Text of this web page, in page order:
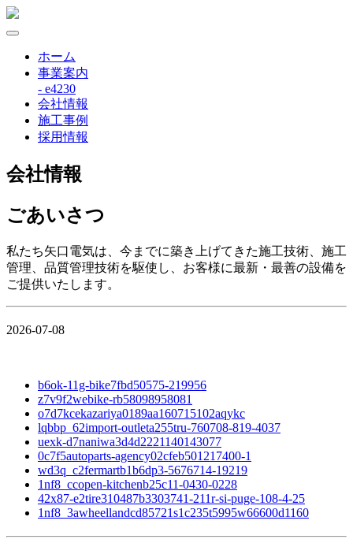
ホーム
事業案内
- e4230
会社情報
施工事例
採用情報
会社情報
ごあいさつ
私たち矢口電気は、今までに築き上げてきた施工技術、施工
管理、品質管理技術を駆使し、お客様に最新・最善の設備を
ご提供いたします。
2026-07-08
b6ok-11g-bike7fbd50575-219956
z7v9f2webike-rb58098958081
o7d7kcekazariya0189aa160715102aqykc
lqbbp_62import-outleta255tru-760708-819-4037
uexk-d7naniwa3d4d2221140143077
0c7f5autoparts-agency02cfeb501217400-1
wd3q_c2fermartb1b6dp3-5676714-19219
1nf8_ccopen-kitchenb25c11-0430-0228
42x87-e2tire310487b3303741-211r-si-puge-108-4-25
1nf8_3awheellandcd85721s1c235t5995w66600d1160